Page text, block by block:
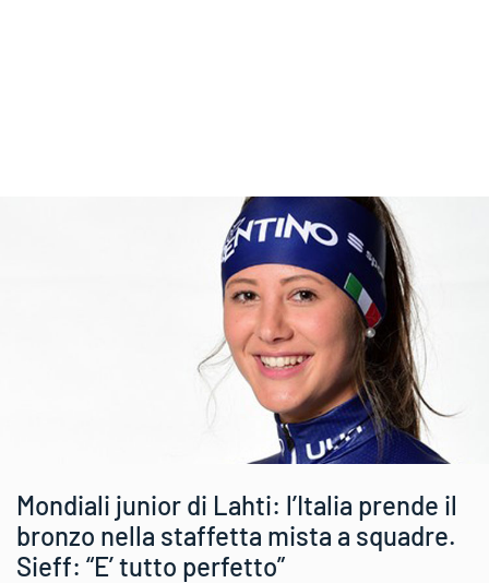
Mondiali junior di Lahti: l’Italia prende il
bronzo nella staffetta mista a squadre.
Sieff: “E’ tutto perfetto”